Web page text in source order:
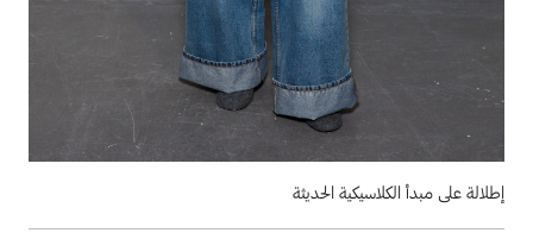
إطلالة على مبدأ الكلاسيكية الحديثة